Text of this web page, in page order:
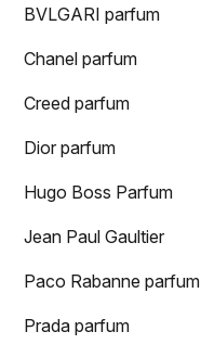
BVLGARI parfum
Chanel parfum
Creed parfum
Dior parfum
Hugo Boss Parfum
Jean Paul Gaultier
Paco Rabanne parfum
Prada parfum